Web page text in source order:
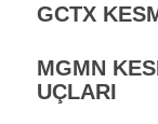
GCTX
MGMN
UÇLARI